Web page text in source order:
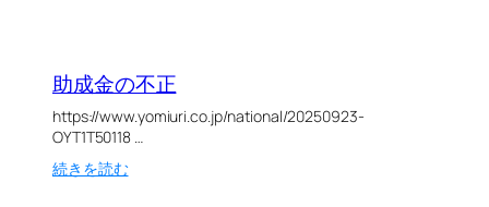
助成金の不正
https://www.yomiuri.co.jp/national/20250923-
OYT1T50118 …
続きを読む: